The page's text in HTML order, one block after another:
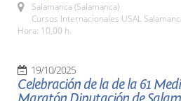
Salamanca (Salamanca)
Cursos Internacionales USAL
Hora: 10,00 h.
19/10/2025
Celebración de la de la 61